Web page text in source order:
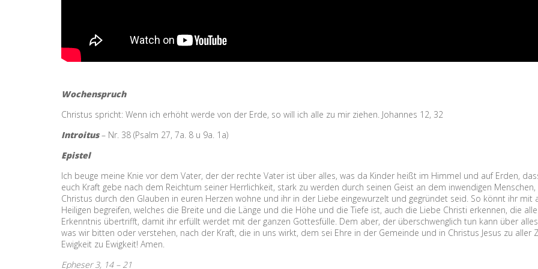
Wochenspruch
Christus spricht: Wenn ich erhöht werde von der Erde, so will ich alle zu mir ziehen. Johannes 12, 32
Introitus – Nr. 38 (Psalm 27, 7a. 8 u 9a. 1a)
Epistel
Ich beuge meine Knie vor dem Vater, der der rechte Vater ist über alles, was da Kinder heißt im Himmel und auf Erden,
euch Kraft gebe nach dem Reichtum seiner Herrlichkeit, stark zu werden durch seinen Geist an dem inwendigen Menschen,
Christus durch den Glauben in euren Herzen wohne und ihr in der Liebe eingewurzelt und gegründet seid. So könnt ihr mit
Heiligen begreifen, welches die Breite und die Länge und die Höhe und die Tiefe ist, auch die Liebe Christi erkennen, die alle
Erkenntnis übertrifft, damit ihr erfüllt werdet mit der ganzen Gottesfülle. Dem aber, der überschwenglich tun kann über
was wir bitten oder verstehen, nach der Kraft, die in uns wirkt, dem sei Ehre in der Gemeinde und in Christus Jesus zu aller
Ewigkeit zu Ewigkeit! Amen.
Epheser 3, 14 – 21